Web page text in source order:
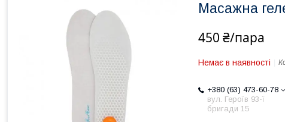
Масажна
450 ₴/пара
Немає в наявності
+380 (63) 473-60-78
вул. Героїв 93-ї
бригади 15